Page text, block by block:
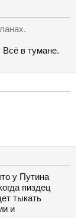
в тумане.
у Путина
пиздец
тыкать
и